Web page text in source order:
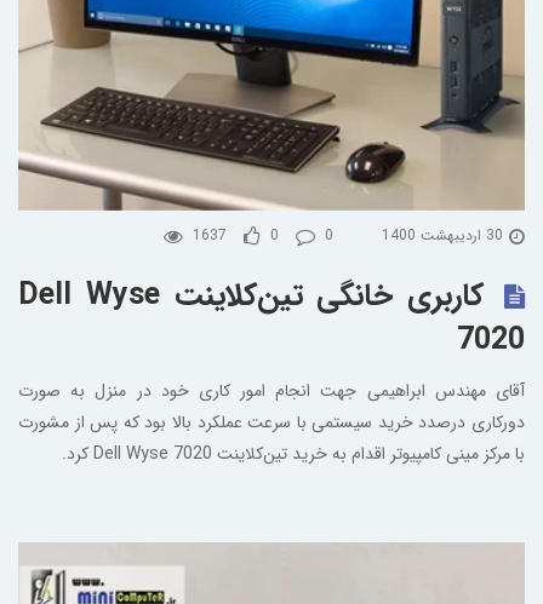
30 اردیبهشت 1400 1637 0 0
کاربری خانگی تین‌کلاینت Dell Wyse
7020
آقای مهندس ابراهیمی جهت انجام امور کاری خود در منزل به صورت
دورکاری درصدد خرید سیستمی با سرعت عملکرد بالا بود که پس از مشورت
با مرکز مینی کامپیوتر اقدام به خرید تین‌کلاینت Dell Wyse 7020 کرد.